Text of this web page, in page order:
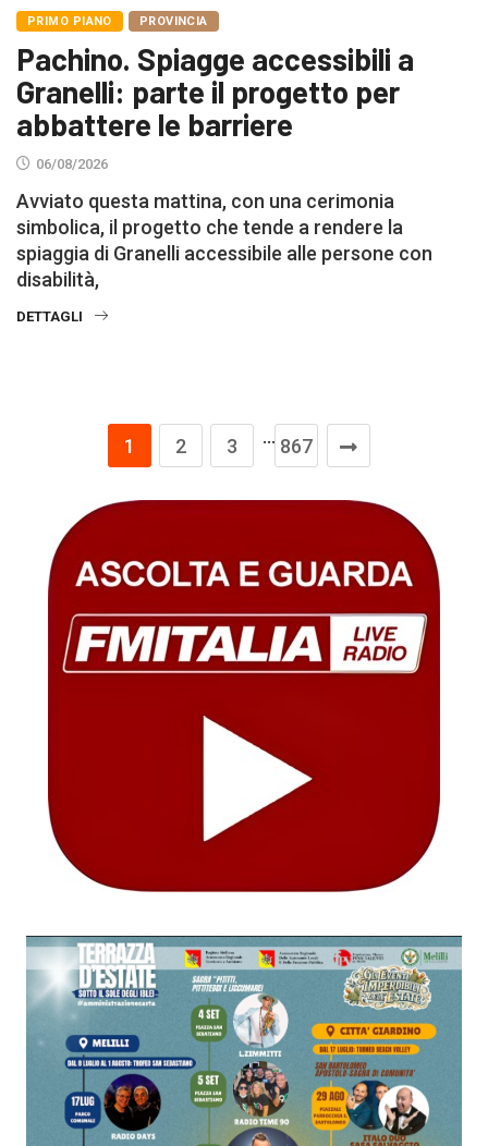
PRIMO PIANO PROVINCIA
Pachino. Spiagge accessibili a
Granelli: parte il progetto per
abbattere le barriere
06/08/2026
Avviato questa mattina, con una cerimonia
simbolica, il progetto che tende a rendere la
spiaggia di Granelli accessibile alle persone con
disabilità,
DETTAGLI
1 2 3 … 867